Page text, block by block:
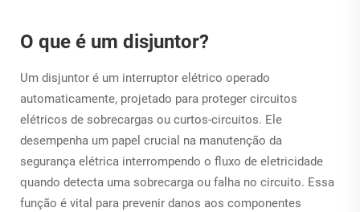
O que é um disjuntor?
Um disjuntor é um interruptor elétrico operado
automaticamente, projetado para proteger circuitos
elétricos de sobrecargas ou curtos-circuitos. Ele
desempenha um papel crucial na manutenção da
segurança elétrica interrompendo o fluxo de eletricidade
quando detecta uma sobrecarga ou falha no circuito. Essa
função é vital para prevenir danos aos componentes